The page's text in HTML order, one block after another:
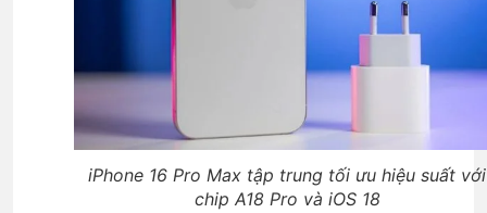
iPhone 16 Pro Max tập trung tối ưu hiệu suất với
chip A18 Pro và iOS 18